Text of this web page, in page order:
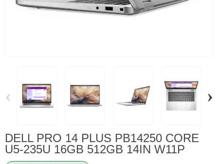
‹ ›
DELL PRO 14 PLUS PB14250 CORE
U5-235U 16GB 512GB 14IN W11P